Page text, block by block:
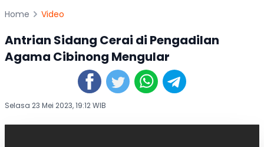
Home Video
Antrian Sidang Cerai di Pengadilan
Agama Cibinong Mengular
Selasa 23 Mei 2023, 19:12 WIB